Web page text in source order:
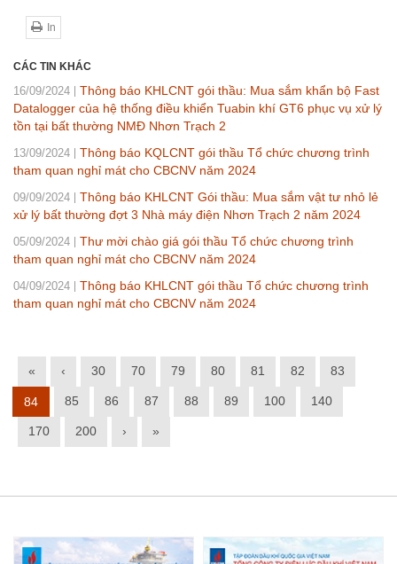
In
CÁC TIN KHÁC
16/09/2024
Thông báo KHLCNT gói thầu: Mua sắm khẩn bộ Fast
Datalogger của hệ thống điều khiển Tuabin khí GT6 phục vụ xử lý
tồn tại bất thường NMĐ Nhơn Trạch 2
13/09/2024
Thông báo KQLCNT gói thầu Tổ chức chương trình
tham quan nghỉ mát cho CBCNV năm 2024
09/09/2024
Thông báo KHLCNT Gói thầu: Mua sắm vật tư nhỏ lẻ
xử lý bất thường đợt 3 Nhà máy điện Nhơn Trạch 2 năm 2024
05/09/2024
Thư mời chào giá gói thầu Tổ chức chương trình
tham quan nghỉ mát cho CBCNV năm 2024
04/09/2024
Thông báo KHLCNT gói thầu Tổ chức chương trình
tham quan nghỉ mát cho CBCNV năm 2024
« ‹ 30 70 79 80 81 82 83
84 85 86 87 88 89 100 140
170 200 › »